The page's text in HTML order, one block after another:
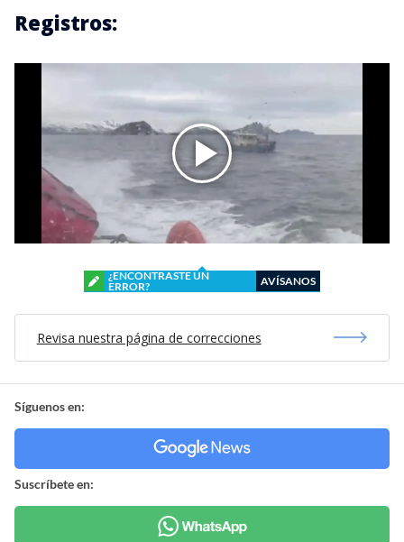
Registros:
¿ENCONTRASTE UN
ERROR?
AVÍSANOS
Revisa nuestra página de correcciones
Síguenos en:
Suscríbete en: